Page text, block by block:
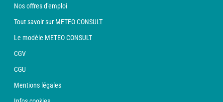
Nos offres d'emploi
Tout savoir sur METEO CONSULT
Le modèle METEO CONSULT
CGV
CGU
Mentions légales